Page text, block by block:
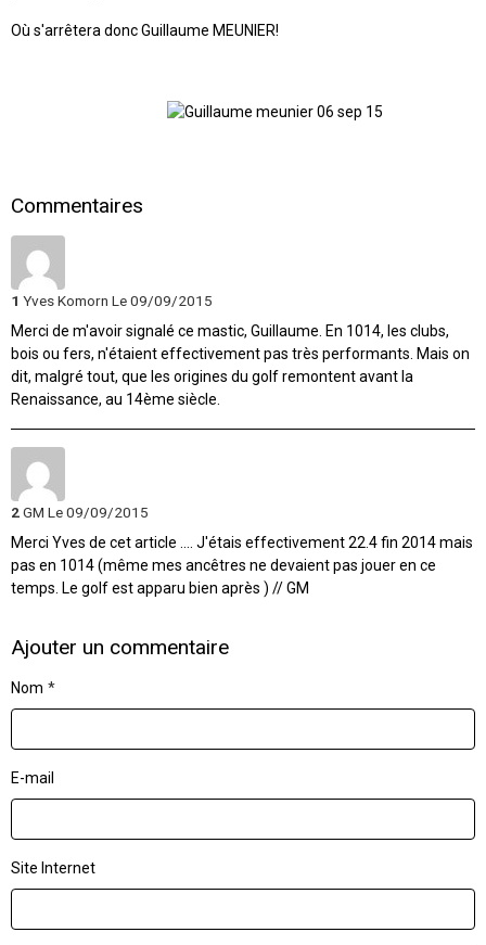
Où s'arrêtera donc Guillaume MEUNIER!
Commentaires
1 Yves Komorn Le 09/09/2015
Merci de m'avoir signalé ce mastic, Guillaume. En 1014, les clubs,
bois ou fers, n'étaient effectivement pas très performants. Mais on
dit, malgré tout, que les origines du golf remontent avant la
Renaissance, au 14ème siècle.
2GM Le 09/09/2015
Merci Yves de cet article .... J'étais effectivement 22.4 fin 2014 mais
pas en 1014 (même mes ancêtres ne devaient pas jouer en ce
temps. Le golf est apparu bien après ) // GM
Ajouter un commentaire
Nom
E-mail
Site Internet